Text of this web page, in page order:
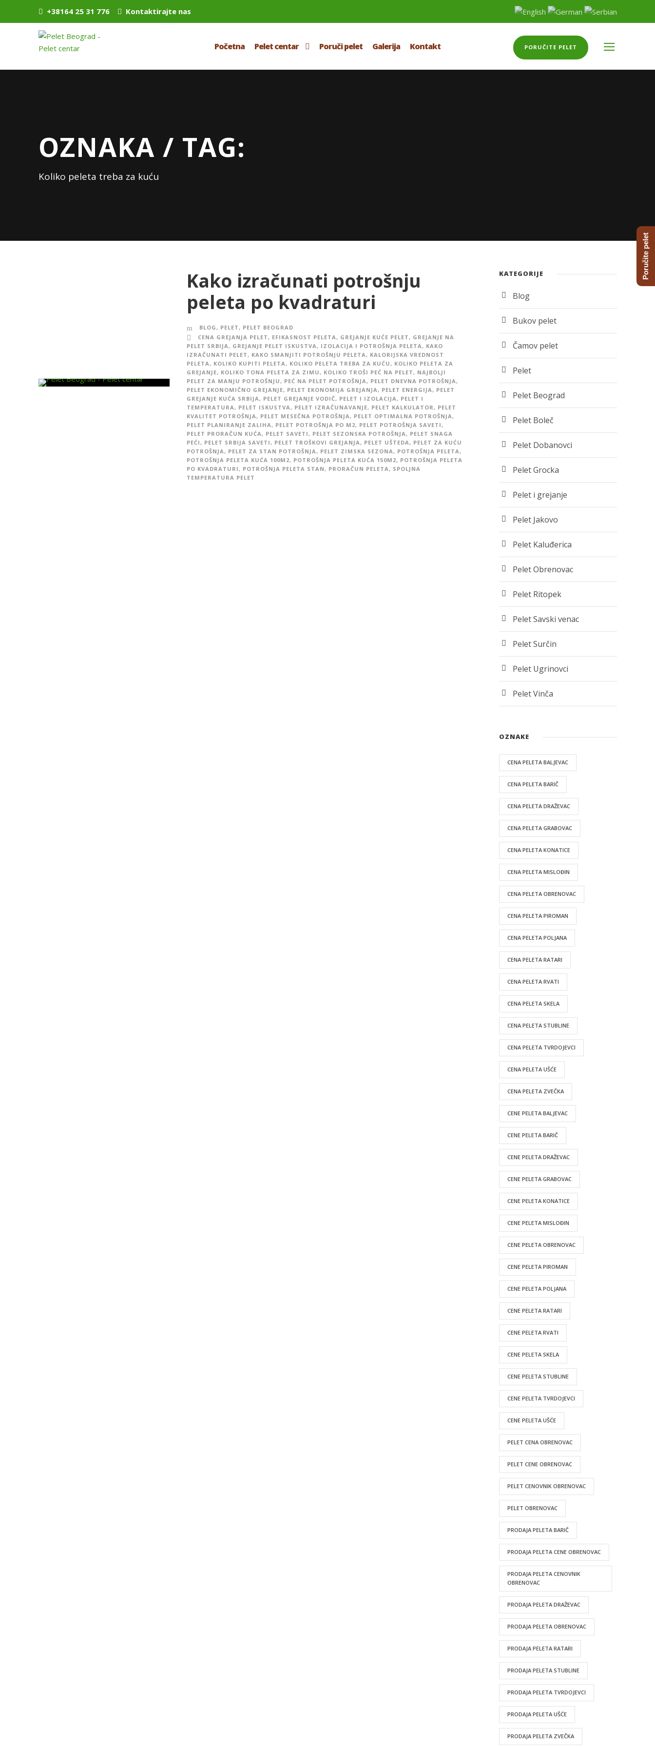
+38164 25 31 776 Kontaktirajte nas
Početna Pelet centar Poruči pelet Galerija Kontakt PORUČITE PELET
OZNAKA / TAG:
Koliko peleta treba za kuću
Kako izračunati potrošnju
peleta po kvadraturi
BLOG, PELET, PELET BEOGRAD
CENA GREJANJA PELET, EFIKASNOST PELETA, GREJANJE KUĆE PELET, GREJANJE NA
PELET SRBIJA, GREJANJE PELET ISKUSTVA, IZOLACIJA I POTROŠNJA PELETA, KAKO
IZRAČUNATI PELET, KAKO SMANJITI POTROŠNJU PELETA, KALORIJSKA VREDNOST
PELETA, KOLIKO KUPITI PELETA, KOLIKO PELETA TREBA ZA KUĆU, KOLIKO PELETA ZA
GREJANJE, KOLIKO TONA PELETA ZA ZIMU, KOLIKO TROŠI PEĆ NA PELET, NAJBOLJI
PELET ZA MANJU POTROŠNJU, PEĆ NA PELET POTROŠNJA, PELET DNEVNA POTROŠNJA,
PELET EKONOMIČNO GREJANJE, PELET EKONOMIJA GREJANJA, PELET ENERGIJA, PELET
GREJANJE KUĆA SRBIJA, PELET GREJANJE VODIČ, PELET I IZOLACIJA, PELET I
TEMPERATURA, PELET ISKUSTVA, PELET IZRAČUNAVANJE, PELET KALKULATOR, PELET
KVALITET POTROŠNJA, PELET MESEČNA POTROŠNJA, PELET OPTIMALNA POTROŠNJA,
PELET PLANIRANJE ZALIHA, PELET POTROŠNJA PO M2, PELET POTROŠNJA SAVETI,
PELET PRORAČUN KUĆA, PELET SAVETI, PELET SEZONSKA POTROŠNJA, PELET SNAGA
PEĆI, PELET SRBIJA SAVETI, PELET TROŠKOVI GREJANJA, PELET UŠTEDA, PELET ZA KUĆU
POTROŠNJA, PELET ZA STAN POTROŠNJA, PELET ZIMSKA SEZONA, POTROŠNJA PELETA,
POTROŠNJA PELETA KUĆA 100M2, POTROŠNJA PELETA KUĆA 150M2, POTROŠNJA PELETA
PO KVADRATURI, POTROŠNJA PELETA STAN, PRORAČUN PELETA, SPOLJNA
TEMPERATURA PELET
KATEGORIJE
Blog
Bukov pelet
Čamov pelet
Pelet
Pelet Beograd
Pelet Boleč
Pelet Dobanovci
Pelet Grocka
Pelet i grejanje
Pelet Jakovo
Pelet Kaluđerica
Pelet Obrenovac
Pelet Ritopek
Pelet Savski venac
Pelet Surčin
Pelet Ugrinovci
Pelet Vinča
OZNAKE
CENA PELETA BALJEVAC
CENA PELETA BARIČ
CENA PELETA DRAŽEVAC
CENA PELETA GRABOVAC
CENA PELETA KONATICE
CENA PELETA MISLOĐIN
CENA PELETA OBRENOVAC
CENA PELETA PIROMAN
CENA PELETA POLJANA
CENA PELETA RATARI
CENA PELETA RVATI
CENA PELETA SKELA
CENA PELETA STUBLINE
CENA PELETA TVRDOJEVCI
CENA PELETA UŠĆE
CENA PELETA ZVEČKA
CENE PELETA BALJEVAC
CENE PELETA BARIČ
CENE PELETA DRAŽEVAC
CENE PELETA GRABOVAC
CENE PELETA KONATICE
CENE PELETA MISLOĐIN
CENE PELETA OBRENOVAC
CENE PELETA PIROMAN
CENE PELETA POLJANA
CENE PELETA RATARI
CENE PELETA RVATI
CENE PELETA SKELA
CENE PELETA STUBLINE
CENE PELETA TVRDOJEVCI
CENE PELETA UŠĆE
PELET CENA OBRENOVAC
PELET CENE OBRENOVAC
PELET CENOVNIK OBRENOVAC
PELET OBRENOVAC
PRODAJA PELETA BARIČ
PRODAJA PELETA CENE OBRENOVAC
PRODAJA PELETA CENOVNIK
OBRENOVAC
PRODAJA PELETA DRAŽEVAC
PRODAJA PELETA OBRENOVAC
PRODAJA PELETA RATARI
PRODAJA PELETA STUBLINE
PRODAJA PELETA TVRDOJEVCI
PRODAJA PELETA UŠĆE
PRODAJA PELETA ZVEČKA
Poručite pelet